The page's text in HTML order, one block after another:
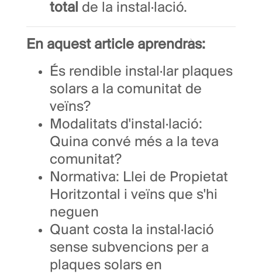
total de la instal·lació.
En aquest article aprendràs:
És rendible instal·lar plaques
solars a la comunitat de
veïns?
Modalitats d'instal·lació:
Quina convé més a la teva
comunitat?
Normativa: Llei de Propietat
Horitzontal i veïns que s'hi
neguen
Quant costa la instal·lació
sense subvencions per a
plaques solars en